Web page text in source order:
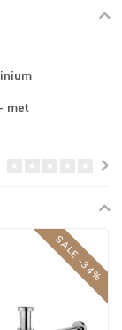
met
SALE -34%